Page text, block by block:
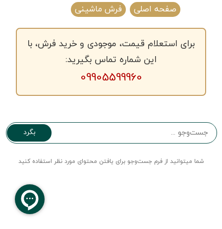
صفحه اصلی فرش ماشینی
برای استعلام قیمت، موجودی و خرید فرش، با
این شماره تماس بگیرید:
09905599960
بگرد
شما میتوانید از فرم جست‌و‌جو برای یافتن محتوای مورد نظر استفاده کنید